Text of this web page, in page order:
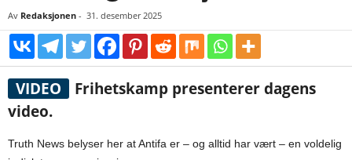
Av Redaksjonen - 31. desember 2025
VIDEO
Frihetskamp presenterer dagens
video.
Truth News belyser her at Antifa er – og alltid har vært – en voldelig